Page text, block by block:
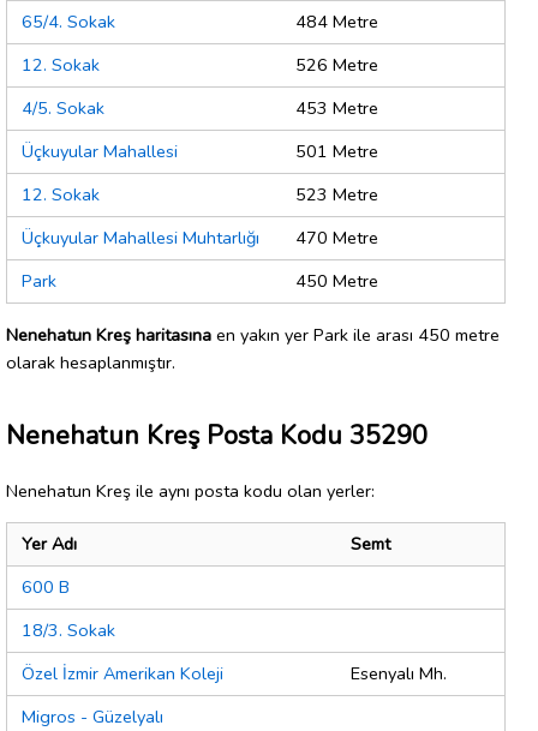
65/4. Sokak
484 Metre
12. Sokak
526 Metre
4/5. Sokak
453 Metre
Üçkuyular Mahallesi
501 Metre
12. Sokak
523 Metre
Üçkuyular Mahallesi Muhtarlığı
470 Metre
Park
450 Metre
Nenehatun Kreş haritasına en yakın yer Park ile arası 450 metre
olarak hesaplanmıştır.
Nenehatun Kreş Posta Kodu 35290
Nenehatun Kreş ile aynı posta kodu olan yerler:
Yer Adı
Semt
600 B
18/3. Sokak
Özel İzmir Amerikan Koleji
Esenyalı Mh.
Migros - Güzelyalı